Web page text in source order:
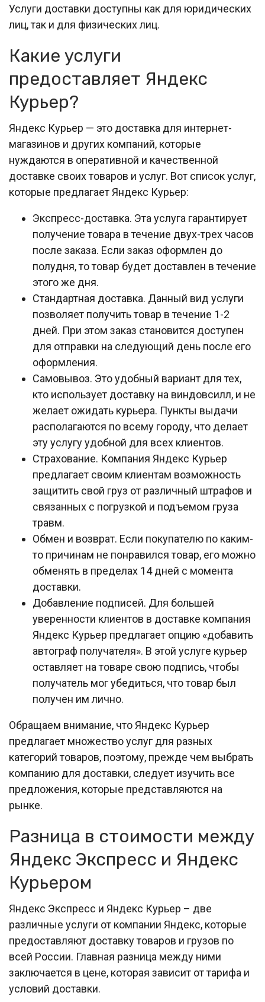
Услуги доставки доступны как для юридических
лиц, так и для физических лиц.
Какие услуги
предоставляет Яндекс
Курьер?
Яндекс Курьер — это доставка для интернет-
магазинов и других компаний, которые
нуждаются в оперативной и качественной
доставке своих товаров и услуг. Вот список услуг,
которые предлагает Яндекс Курьер:
Экспресс-доставка. Эта услуга гарантирует
получение товара в течение двух-трех часов
после заказа. Если заказ оформлен до
полудня, то товар будет доставлен в течение
этого же дня.
Стандартная доставка. Данный вид услуги
позволяет получить товар в течение 1-2
дней. При этом заказ становится доступен
для отправки на следующий день после его
оформления.
Самовывоз. Это удобный вариант для тех,
кто использует доставку на виндовсилл, и не
желает ожидать курьера. Пункты выдачи
располагаются по всему городу, что делает
эту услугу удобной для всех клиентов.
Страхование. Компания Яндекс Курьер
предлагает своим клиентам возможность
защитить свой груз от различный штрафов и
связанных с погрузкой и подъемом груза
травм.
Обмен и возврат. Если покупателю по каким-
то причинам не понравился товар, его можно
обменять в пределах 14 дней с момента
доставки.
Добавление подписей. Для большей
уверенности клиентов в доставке компания
Яндекс Курьер предлагает опцию «добавить
автограф получателя». В этой услуге курьер
оставляет на товаре свою подпись, чтобы
получатель мог убедиться, что товар был
получен им лично.
Обращаем внимание, что Яндекс Курьер
предлагает множество услуг для разных
категорий товаров, поэтому, прежде чем выбрать
компанию для доставки, следует изучить все
предложения, которые представляются на
рынке.
Разница в стоимости между
Яндекс Экспресс и Яндекс
Курьером
Яндекс Экспресс и Яндекс Курьер – две
различные услуги от компании Яндекс, которые
предоставляют доставку товаров и грузов по
всей России. Главная разница между ними
заключается в цене, которая зависит от тарифа и
условий доставки.